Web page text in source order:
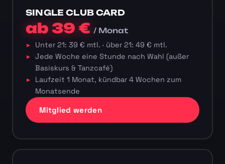
SINGLE CLUB CARD
ab 39 €/ Monat
Unter 21: 39 € mtl. · über 21: 49 € mtl.
Jede Woche eine Stunde nach Wahl (außer
Basiskurs & Tanzcafé)
Laufzeit 1 Monat, kündbar 4 Wochen zum
Monatsende
Mitglied werden